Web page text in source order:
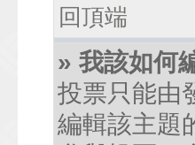
回頂端
» 我該如何
投票只能由
編輯該主題